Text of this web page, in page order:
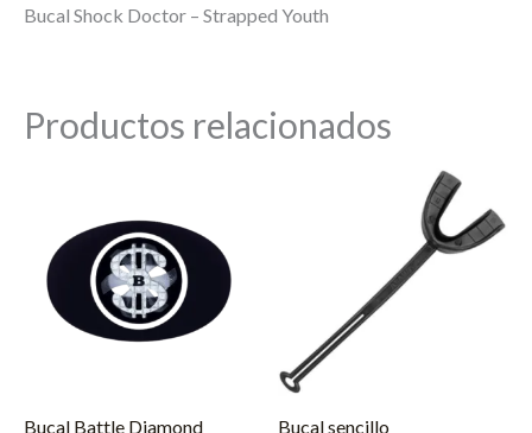
Bucal Shock Doctor – Strapped Youth
Productos relacionados
Bucal Battle Diamond
Bucal sencillo